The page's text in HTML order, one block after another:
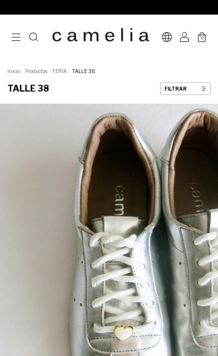
0
Inicio Productos FERIA TALLE 38
TALLE 38 FILTRAR